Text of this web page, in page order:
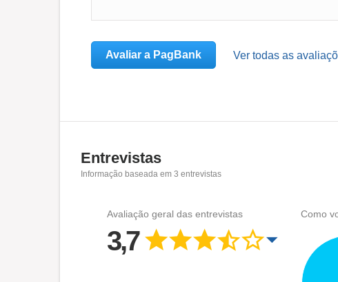
Avaliar a PagBank Ver todas as
Entrevistas
Informação baseada em 3 entrevistas
Avaliação geral das entrevistas
3,7
Como